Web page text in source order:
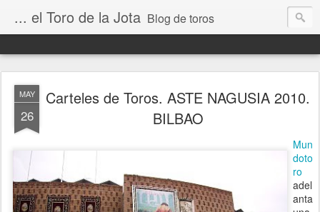
... el Toro de la Jota Blog de toros
MAY
26
Carteles de Toros. ASTE NAGUSIA 2010.
BILBAO
Mun
doto
ro
adel
anta